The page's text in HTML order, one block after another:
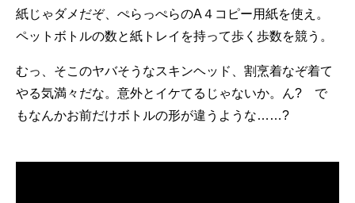
紙じゃダメだぞ、ぺらっぺらのA４コピー用紙を使え。
ペットボトルの数と紙トレイを持って歩く歩数を競う。
むっ、そこのヤバそうなスキンヘッド、割烹着なぞ着て
やる気満々だな。意外とイケてるじゃないか。ん? で
もなんかお前だけボトルの形が違うような……?